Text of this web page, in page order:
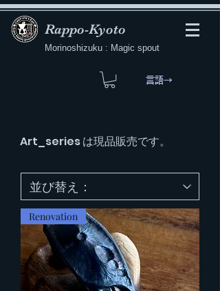
Rappo-Kyoto
Morinoshizuku : Magic spout
言語→
​Art_series は現品販売です。
Renovation